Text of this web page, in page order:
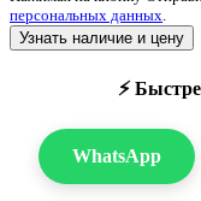
персональных данных.
Узнать наличие и цену
⚡
WhatsApp